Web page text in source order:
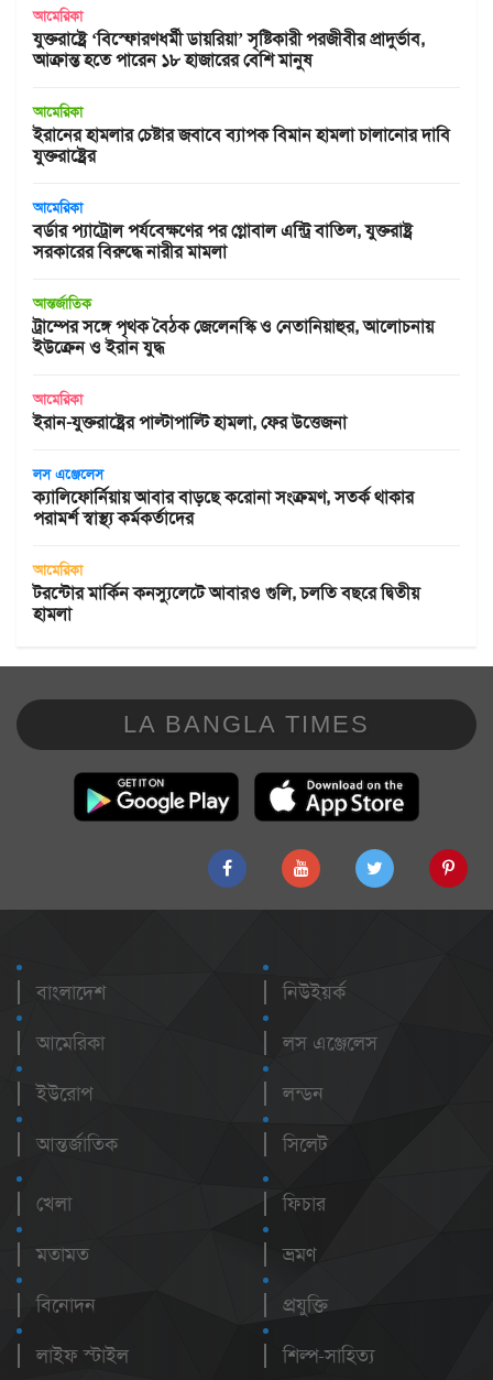
আমেরিকা
যুক্তরাষ্ট্রে ‘বিস্ফোরণধর্মী ডায়রিয়া’ সৃষ্টিকারী পরজীবীর প্রাদুর্ভাব,
আক্রান্ত হতে পারেন ১৮ হাজারের বেশি মানুষ
আমেরিকা
ইরানের হামলার চেষ্টার জবাবে ব্যাপক বিমান হামলা চালানোর দাবি
যুক্তরাষ্ট্রের
আমেরিকা
বর্ডার প্যাট্রোল পর্যবেক্ষণের পর গ্লোবাল এন্ট্রি বাতিল, যুক্তরাষ্ট্র
সরকারের বিরুদ্ধে নারীর মামলা
আন্তর্জাতিক
ট্রাম্পের সঙ্গে পৃথক বৈঠক জেলেনস্কি ও নেতানিয়াহুর, আলোচনায়
ইউক্রেন ও ইরান যুদ্ধ
আমেরিকা
ইরান-যুক্তরাষ্ট্রের পাল্টাপাল্টি হামলা, ফের উত্তেজনা
লস এঞ্জেলেস
ক্যালিফোর্নিয়ায় আবার বাড়ছে করোনা সংক্রমণ, সতর্ক থাকার
পরামর্শ স্বাস্থ্য কর্মকর্তাদের
আমেরিকা
টরন্টোর মার্কিন কনস্যুলেটে আবারও গুলি, চলতি বছরে দ্বিতীয়
হামলা
LA BANGLA TIMES
বাংলাদেশ
আমেরিকা
ইউরোপ
আন্তর্জাতিক
নিউইয়র্ক
লস এঞ্জেলেস
লন্ডন
সিলেট
খেলা
মতামত
বিনোদন
লাইফ স্টাইল
ফিচার
ভ্রমণ
প্রযুক্তি
শিল্প-সাহিত্য